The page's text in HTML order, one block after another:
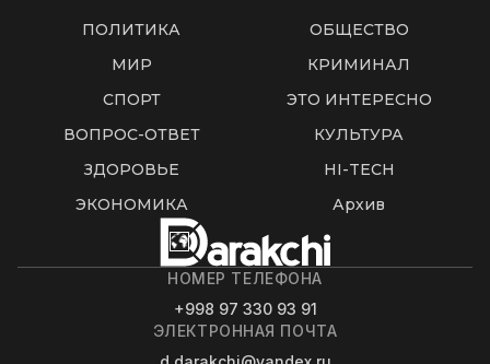
ПОЛИТИКА
ОБЩЕСТВО
МИР
КРИМИНАЛ
СПОРТ
ЭТО ИНТЕРЕСНО
ВОПРОС-ОТВЕТ
КУЛЬТУРА
ЗДОРОВЬЕ
HI-TECH
ЭКОНОМИКА
Архив
НОМЕР ТЕЛЕФОНА
+998 97 330 93 91
ЭЛЕКТРОННАЯ ПОЧТА